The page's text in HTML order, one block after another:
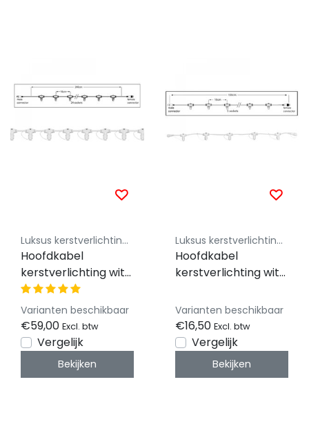
Luksus kerstverlichting koppelbaar 230V
Hoofdkabel
kerstverlichting wit
– 240 cm – 24
aansluitingen – voor
uitbreidbare LED
verlichting
Varianten beschikbaar
€59,00 Excl. btw
Vergelijk
Bekijken
Luksus kerstverlichting koppelbaar 230V
Hoofdkabel
kerstverlichting wit
aansluitingen – voor
uitbreidbare LED
verlichting
Varianten beschikbaar
€16,50 Excl. btw
Vergelijk
Bekijken